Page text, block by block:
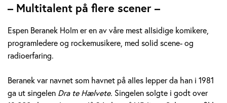
p
e
n
B
– Multitalent på flere scener –
Espen Beranek Holm er en av våre mest allsidige komikere,
programledere og rockemusikere, med solid scene- og
radioerfaring.
Beranek var navnet som havnet på alles lepper da han i 1981
ga ut singelen Dra te Hælvete. Singelen solgte i godt over